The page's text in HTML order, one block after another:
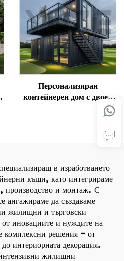
Персонализиран
контейнерен дом с двоен
административна сграда
в изработването
къщи, като интегрираме
производство и монтаж. С
ангажираме да създаваме
жилищни и търговски
от иновациите и нуждите на
комплексни решения – от
интериорната декорация.
жилищни